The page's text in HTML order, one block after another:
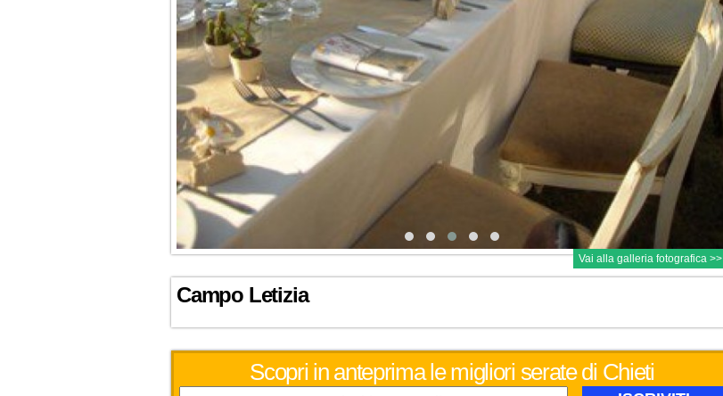
Vai alla galleria fotografica >>
Campo Letizia
Scopri in anteprima le migliori serate di Chieti